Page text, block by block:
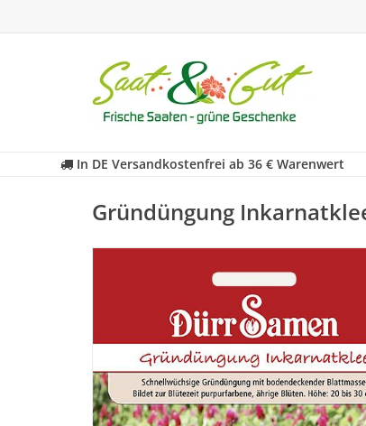
In DE Versandkostenfrei ab 36 € Warenwert
Gründüngung